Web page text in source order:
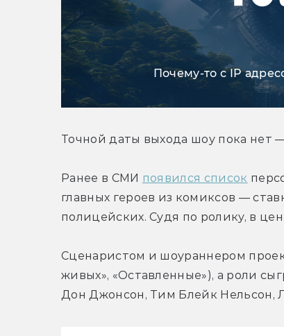
Почему-то с IP
Точной даты выхода шоу пока нет
Ранее в СМИ появился список
главных героев из комиксов —
полицейских. Судя по ролику, в
Сценаристом и шоураннером
живых», «Оставленные»), а роли
Дон Джонсон, Тим Блейк Нельсон,